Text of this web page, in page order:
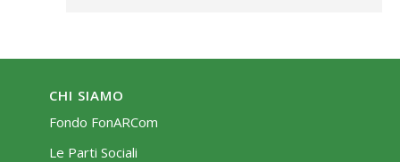
CHI SIAMO
Fondo FonARCom
Le Parti Sociali